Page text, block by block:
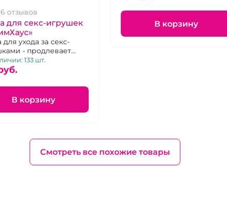
6 отзывов
для секс-игрушек
ухода за секс-
- продлевает
133 шт.
В корзину
В корзину
Смотреть все похожие товары